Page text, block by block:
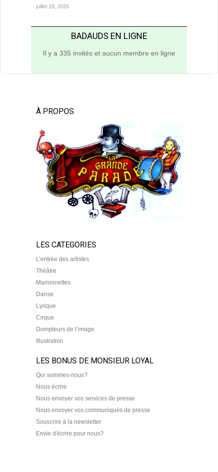
juillet 19, 2026
BADAUDS EN LIGNE
Il y a 335 invités et aucun membre en ligne
À PROPOS
LES CATEGORIES
L’entrée des artistes
Théâtre
Marionnettes
Danse
Lyrique
Cirque
Dompteurs de l’image
Illustration
LES BONUS DE MONSIEUR LOYAL
Qui sommes-nous?
Nous écrire
Nous envoyer vos services de presse
Nous envoyer vos communiqués de presse
Souscrire à la newsletter
Envie d'écrire pour nous?